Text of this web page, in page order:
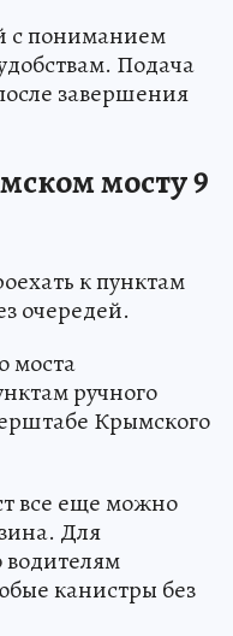
с пониманием
Подача
завершения
мосту 9
к пунктам
очередей.
моста
ручного
Крымского
все еще можно
Для
водителям
канистры без